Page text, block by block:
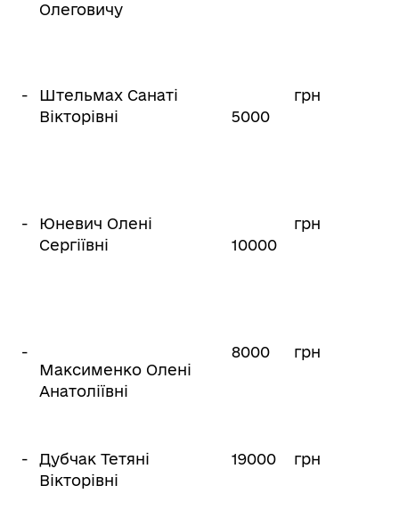
Олеговичу
-
Штельмах Санаті
Вікторівні
5000
грн
-
Юневич Олені
Сергіївні
10000
грн
-
Максименко Олені
Анатоліївні
8000 грн
-
Дубчак Тетяні
Вікторівні
19000 грн